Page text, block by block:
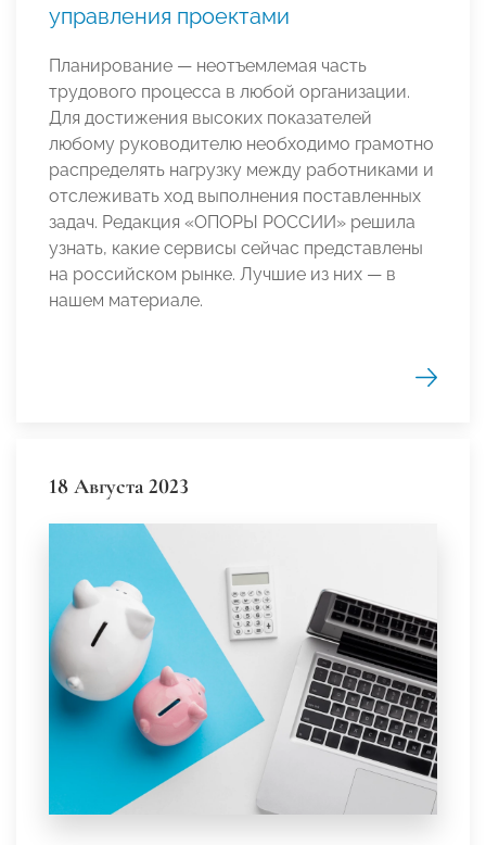
управления проектами
Планирование — неотъемлемая часть
трудового процесса в любой организации.
Для достижения высоких показателей
любому руководителю необходимо грамотно
распределять нагрузку между работниками и
отслеживать ход выполнения поставленных
задач. Редакция «ОПОРЫ РОССИИ» решила
узнать, какие сервисы сейчас представлены
на российском рынке. Лучшие из них — в
нашем материале.
18 Августа 2023